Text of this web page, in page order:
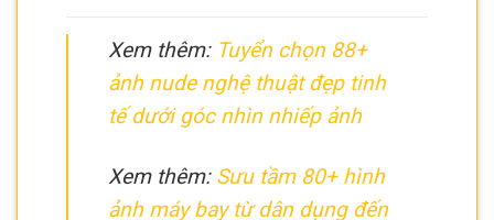
Xem thêm: Tuyển chọn 88+
ảnh nude nghệ thuật đẹp tinh
tế dưới góc nhìn nhiếp ảnh
Xem thêm: Sưu tầm 80+ hình
ảnh máy bay từ dân dụng đến